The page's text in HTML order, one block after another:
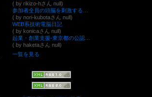
( by rikizo-hさん null)
( by nori-kubotaさん null)
WEB系技術電脳日記
( by konicaさん null)
( by haketaさん null)
一覧を見る